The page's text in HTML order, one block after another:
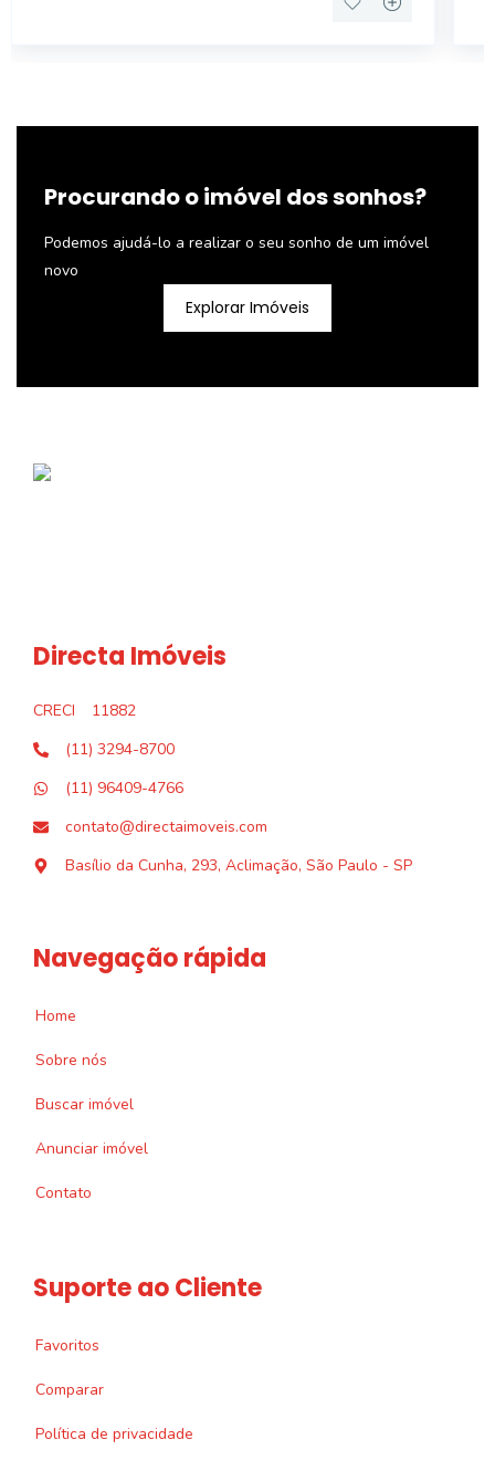
Procurando o imóvel dos sonhos?
Podemos ajudá-lo a realizar o seu sonho de um imóvel
novo
Explorar Imóveis
Directa Imóveis
CRECI
11882
(11) 3294-8700
(11) 96409-4766
contato@directaimoveis.com
Basílio da Cunha, 293, Aclimação, São Paulo - SP
Navegação rápida
Home
Sobre nós
Buscar imóvel
Anunciar imóvel
Contato
Suporte ao Cliente
Favoritos
Comparar
Política de privacidade